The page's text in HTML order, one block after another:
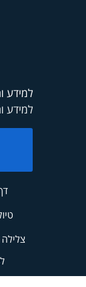
למידע
למידע